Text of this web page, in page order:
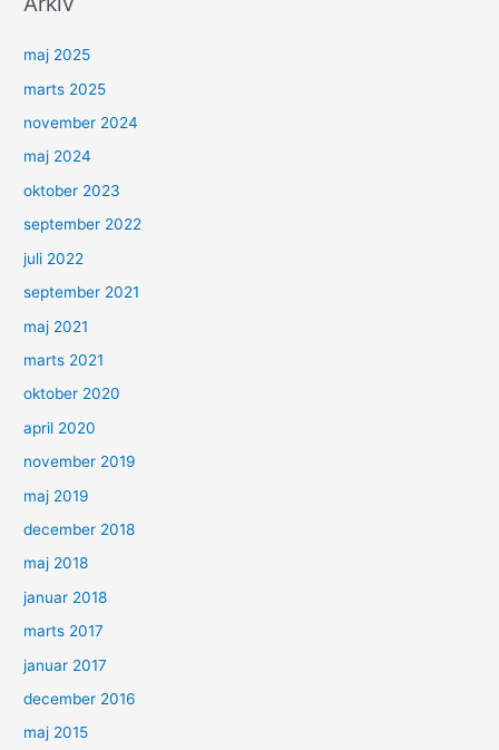
maj 2025
marts 2025
november 2024
maj 2024
oktober 2023
september 2022
juli 2022
september 2021
maj 2021
marts 2021
oktober 2020
april 2020
november 2019
maj 2019
december 2018
maj 2018
januar 2018
marts 2017
januar 2017
december 2016
maj 2015